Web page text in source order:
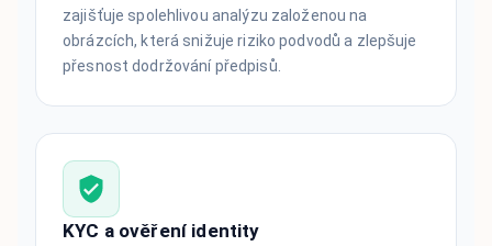
zajišťuje spolehlivou analýzu založenou na
obrázcích, která snižuje riziko podvodů a zlepšuje
přesnost dodržování předpisů.
KYC a ověření identity